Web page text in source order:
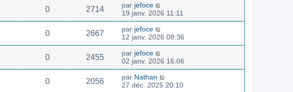
0 2714 par jefoce
19 janv. 2026 11:11
0 2667 par jefoce
12 janv. 2026 08:36
0 2455 par jefoce
02 janv. 2026 16:06
0 2056 par Nathan
27 déc. 2025 20:10